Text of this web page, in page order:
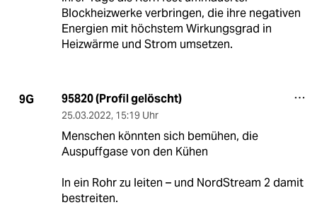
Blockheizwerke verbringen, die ihre negativen
Energien mit höchstem Wirkungsgrad in
Heizwärme und Strom umsetzen.
9G 95820 (Profil gelöscht)
25.03.2022, 15:19 Uhr
Menschen könnten sich bemühen, die
Auspuffgase von den Kühen
In ein Rohr zu leiten – und NordStream 2 damit
bestreiten.